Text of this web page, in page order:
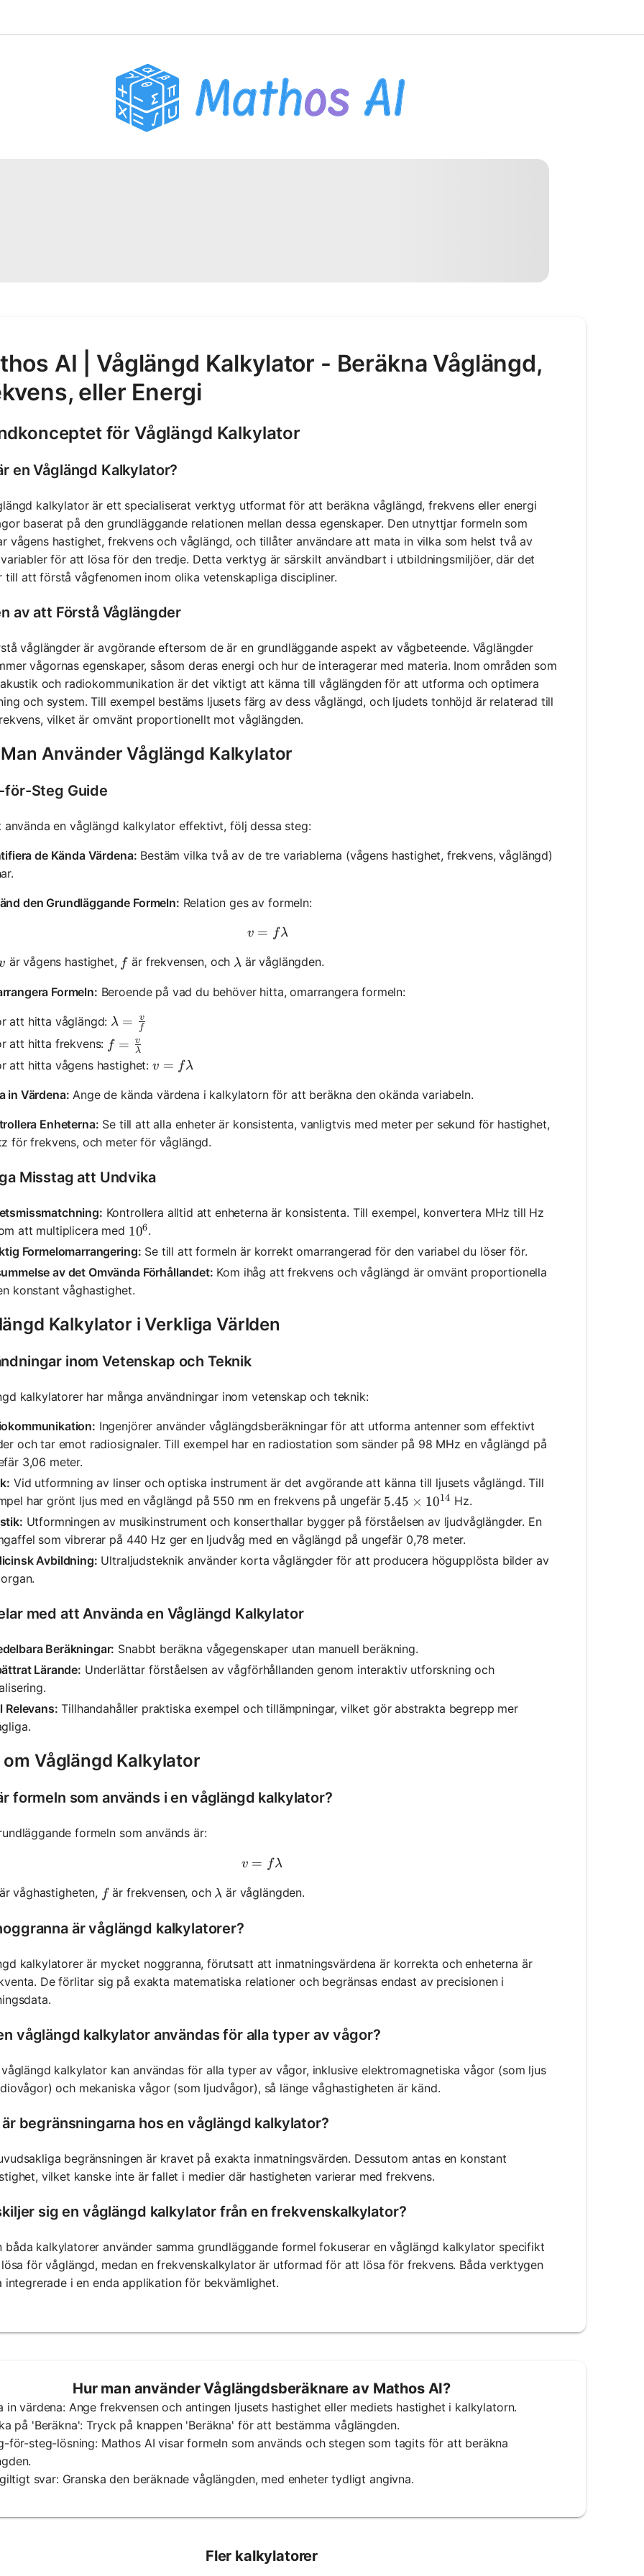
AI | Våglängd Kalkylator - Beräkna Våglängd,
eller Energi
för Våglängd Kalkylator
en Våglängd Kalkylator?
kalkylator är ett specialiserat verktyg utformat för att beräkna våglängd, frekvens eller energi
baserat på den grundläggande relationen mellan dessa egenskaper. Den utnyttjar formeln som
vågens hastighet, frekvens och våglängd, och tillåter användare att mata in vilka som helst två av
för att lösa för den tredje. Detta verktyg är särskilt användbart i utbildningsmiljöer, där det
till att förstå vågfenomen inom olika vetenskapliga discipliner.
av att Förstå Våglängder
våglängder är avgörande eftersom de är en grundläggande aspekt av vågbeteende. Våglängder
vågornas egenskaper, såsom deras energi och hur de interagerar med materia. Inom områden som
och radiokommunikation är det viktigt att känna till våglängden för att utforma och optimera
och system. Till exempel bestäms ljusets färg av dess våglängd, och ljudets tonhöjd är relaterad till
vilket är omvänt proportionellt mot våglängden.
Använder Våglängd Kalkylator
för-Steg Guide
använda en våglängd kalkylator effektivt, följ dessa steg:
de Kända Värdena: Bestäm vilka två av de tre variablerna (vågens hastighet, frekvens, våglängd)
den Grundläggande Formeln: Relation ges av formeln:
v = f \lambda
v = fλ
är vågens hastighet, ff är frekvensen, och \lambda
λ är våglängden.
Formeln: Beroende på vad du behöver hitta, omarrangera formeln:
att hitta våglängd: \lambda = \frac{v}{f}
λ = f
v
att hitta frekvens: f = \frac{v}{\lambda}
f = λ
v
att hitta vågens hastighet: v = f \lambda
v = fλ
in Värdena: Ange de kända värdena i kalkylatorn för att beräkna den okända variabeln.
Enheterna: Se till att alla enheter är konsistenta, vanligtvis med meter per sekund för hastighet,
för frekvens, och meter för våglängd.
Misstag att Undvika
Kontrollera alltid att enheterna är konsistenta. Till exempel, konvertera MHz till Hz
att multiplicera med 10^6
106.
Formelomarrangering: Se till att formeln är korrekt omarrangerad för den variabel du löser för.
av det Omvända Förhållandet: Kom ihåg att frekvens och våglängd är omvänt proportionella
konstant våghastighet.
Kalkylator i Verkliga Världen
inom Vetenskap och Teknik
kalkylatorer har många användningar inom vetenskap och teknik:
Ingenjörer använder våglängdsberäkningar för att utforma antenner som effektivt
och tar emot radiosignaler. Till exempel har en radiostation som sänder på 98 MHz en våglängd på
3,06 meter.
Vid utformning av linser och optiska instrument är det avgörande att känna till ljusets våglängd. Till
har grönt ljus med en våglängd på 550 nm en frekvens på ungefär 5.45 \times 10^{14}
5.45 × 1014 Hz.
Utformningen av musikinstrument och konserthallar bygger på förståelsen av ljudvåglängder. En
som vibrerar på 440 Hz ger en ljudvåg med en våglängd på ungefär 0,78 meter.
Avbildning: Ultraljudsteknik använder korta våglängder för att producera högupplösta bilder av
med att Använda en Våglängd Kalkylator
Beräkningar: Snabbt beräkna vågegenskaper utan manuell beräkning.
Lärande: Underlättar förståelsen av vågförhållanden genom interaktiv utforskning och
Relevans: Tillhandahåller praktiska exempel och tillämpningar, vilket gör abstrakta begrepp mer
om Våglängd Kalkylator
formeln som används i en våglängd kalkylator?
formeln som används är:
v = f \lambda
v = fλ
är våghastigheten, ffär frekvensen, och \lambda
λ är våglängden.
är våglängd kalkylatorer?
kalkylatorer är mycket noggranna, förutsatt att inmatningsvärdena är korrekta och enheterna är
De förlitar sig på exakta matematiska relationer och begränsas endast av precisionen i
våglängd kalkylator användas för alla typer av vågor?
kalkylator kan användas för alla typer av vågor, inklusive elektromagnetiska vågor (som ljus
och mekaniska vågor (som ljudvågor), så länge våghastigheten är känd.
begränsningarna hos en våglängd kalkylator?
begränsningen är kravet på exakta inmatningsvärden. Dessutom antas en konstant
vilket kanske inte är fallet i medier där hastigheten varierar med frekvens.
sig en våglängd kalkylator från en frekvenskalkylator?
båda kalkylatorer använder samma grundläggande formel fokuserar en våglängd kalkylator specifikt
för våglängd, medan en frekvenskalkylator är utformad för att lösa för frekvens. Båda verktygen
integrerade i en enda applikation för bekvämlighet.
Hur man använder Våglängdsberäknare av Mathos AI?
in värdena: Ange frekvensen och antingen ljusets hastighet eller mediets hastighet i kalkylatorn.
på 'Beräkna': Tryck på knappen 'Beräkna' för att bestämma våglängden.
för-steg-lösning: Mathos AI visar formeln som används och stegen som tagits för att beräkna
svar: Granska den beräknade våglängden, med enheter tydligt angivna.
Fler kalkylatorer